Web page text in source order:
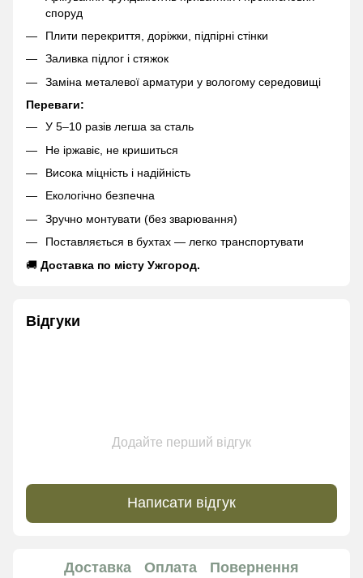
споруд
Плити перекриття, доріжки, підпірні стінки
Заливка підлог і стяжок
Заміна металевої арматури у вологому середовищі
Переваги:
У 5–10 разів легша за сталь
Не іржавіє, не кришиться
Висока міцність і надійність
Екологічно безпечна
Зручно монтувати (без зварювання)
Поставляється в бухтах — легко транспортувати
🚚 Доставка по місту Ужгород.
Відгуки
Додайте перший відгук
Написати відгук
Доставка Оплата Повернення